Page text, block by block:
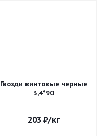
Гвозди винтовые черные
3,4*90
203 ₽/кг